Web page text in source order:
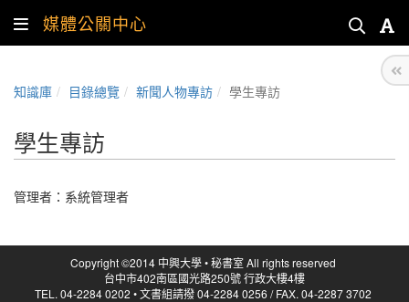
媒體公關中心
知識庫 目錄總覽 新聞人物專訪 學生專訪
學生專訪
管理者： 系統管理者
Copyright ©2014 中興大學 • 秘書室 All rights reserved
台中市402南區國光路250號 行政大樓4樓
TEL. 04-2284 0202 • 文書組請撥 04-2284 0256 / FAX. 04-2287 3702